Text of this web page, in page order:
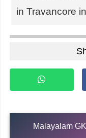
in Travancore
Malayalam GK